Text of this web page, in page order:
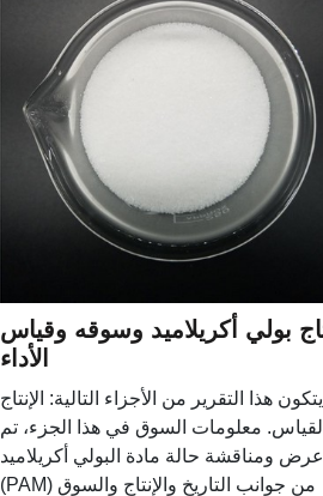
بولي أكريلاميد وسوقه وقياس
الأداء
يتكون هذا التقرير من الأجزاء التالية: الإنتاج
معلومات السوق في هذا الجزء، تم
عرض ومناقشة حالة مادة البولي أكريلاميد
(PAM) من جوانب التاريخ والإنتاج والسوق